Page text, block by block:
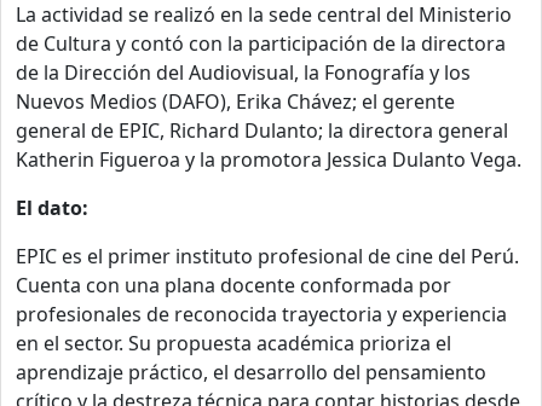
La actividad se realizó en la sede central del Ministerio
de Cultura y contó con la participación de la directora
de la Dirección del Audiovisual, la Fonografía y los
Nuevos Medios (DAFO), Erika Chávez; el gerente
general de EPIC, Richard Dulanto; la directora general
Katherin Figueroa y la promotora Jessica Dulanto Vega.
El dato:
EPIC es el primer instituto profesional de cine del Perú.
Cuenta con una plana docente conformada por
profesionales de reconocida trayectoria y experiencia
en el sector. Su propuesta académica prioriza el
aprendizaje práctico, el desarrollo del pensamiento